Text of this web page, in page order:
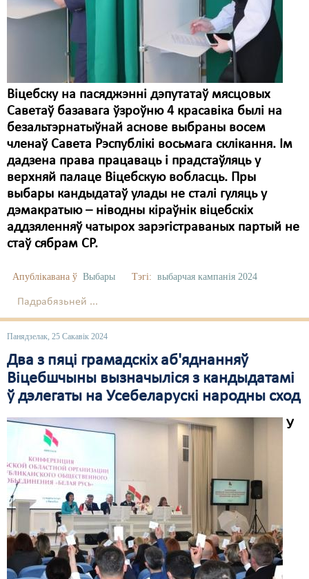
Віцебску на пасяджэнні дэпутатаў мясцовых
Саветаў базавага ўзроўню 4 красавіка былі на
безальтэрнатыўнай аснове выбраны восем
членаў Савета Рэспублікі восьмага склікання. Ім
дадзена права працаваць і прадстаўляць у
верхняй палаце Віцебскую вобласць. Пры
выбары кандыдатаў улады не сталі гуляць у
дэмакратыю – ніводны кіраўнік віцебскіх
аддзяленняў чатырох зарэгістраваных партый не
стаў сябрам СР.
Апублікавана ў Выбары Тэгі: выбарчая кампанія 2024
Падрабязьней ...
Панядзелак, 25 Сакавік 2024
Два з пяці грамадскіх аб'яднанняў
Віцебшчыны вызначыліся з кандыдатамі
ў дэлегаты на Усебеларускі народны сход
У
Культурныя правы
ЛПП
Мігранты
Мірныя сходы
Палітвязьні
Праваабаронцы
Правы дзіцяці
Пэнітэнцыярная сыстэма
Распальваньне варожасьці
Рознае
Свабода слова
Свабода сумленьня
Суд
Сьмяротнае пакараньне
Экалёгія
Правы працоўных
Сацыяльныя правы